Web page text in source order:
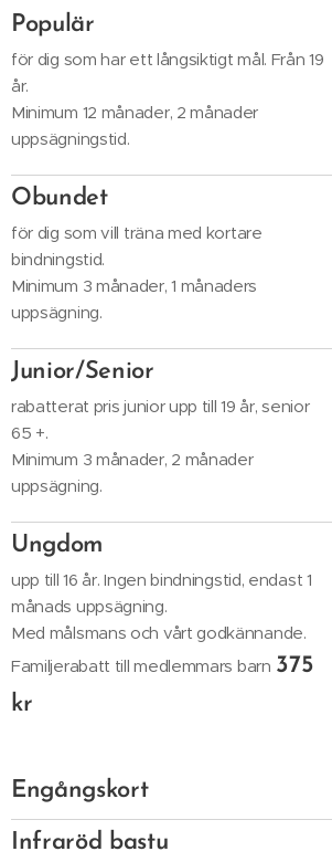
Populär
för dig som har ett långsiktigt mål. Från 19
år.
Minimum 12 månader, 2 månader
uppsägningstid.
Obundet
för dig som vill träna med kortare
bindningstid.
Minimum 3 månader, 1 månaders
uppsägning.
Junior/Senior
rabatterat pris junior upp till 19 år, senior
65 +.
Minimum 3 månader, 2 månader
uppsägning.
Ungdom
upp till 16 år. Ingen bindningstid, endast 1
månads uppsägning.
Med målsmans och vårt godkännande.
Familjerabatt till medlemmars barn 375
kr
Engångskort
Infraröd bastu